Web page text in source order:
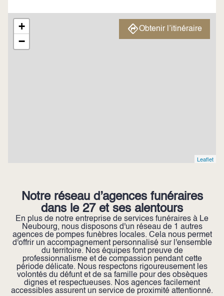
+
−
Leaflet
Obtenir l’itinéraire
Notre réseau d’agences funéraires
dans le 27 et ses alentours
En plus de notre entreprise de services funéraires à Le
Neubourg, nous disposons d'un réseau de 1 autres
agences de pompes funèbres locales. Cela nous permet
d'offrir un accompagnement personnalisé sur l'ensemble
du territoire. Nos équipes font preuve de
professionnalisme et de compassion pendant cette
période délicate. Nous respectons rigoureusement les
volontés du défunt et de sa famille pour des obsèques
dignes et respectueuses. Nos agences facilement
accessibles assurent un service de proximité attentionné.